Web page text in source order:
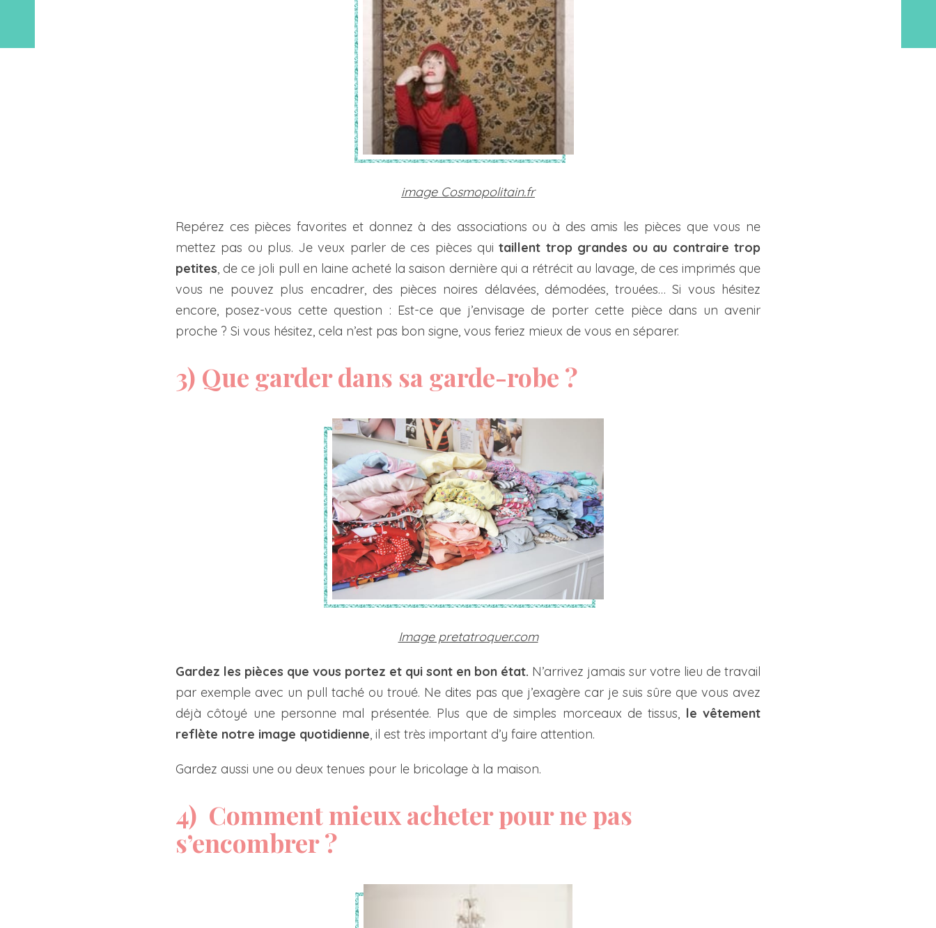
image Cosmopolitain.fr
Repérez ces pièces favorites et donnez à des associations ou à des amis les pièces que vous ne
mettez pas ou plus. Je veux parler de ces pièces quitaillent trop grandes ou au contraire trop
petites, de ce joli pull en laine acheté la saison dernière qui a rétrécit au lavage, de ces imprimés que
vous ne pouvez plus encadrer, des pièces noires délavées, démodées, trouées… Si vous hésitez
encore, posez-vous cette question : Est-ce que j’envisage de porter cette pièce dans un avenir
proche ? Si vous hésitez, cela n’est pas bon signe, vous feriez mieux de vous en séparer.
3) Que garder dans sa garde-robe ?
Image pretatroquer.com
Gardez les pièces que vous portez et qui sont en bon état. N’arrivez jamais sur votre lieu de travail
par exemple avec un pull taché ou troué. Ne dites pas que j’exagère car je suis sûre que vous avez
déjà côtoyé une personne mal présentée. Plus que de simples morceaux de tissus, le vêtement
reflète notre image quotidienne, il est très important d’y faire attention.
Gardez aussi une ou deux tenues pour le bricolage à la maison.
4) Comment mieux acheter pour ne pas
s’encombrer ?